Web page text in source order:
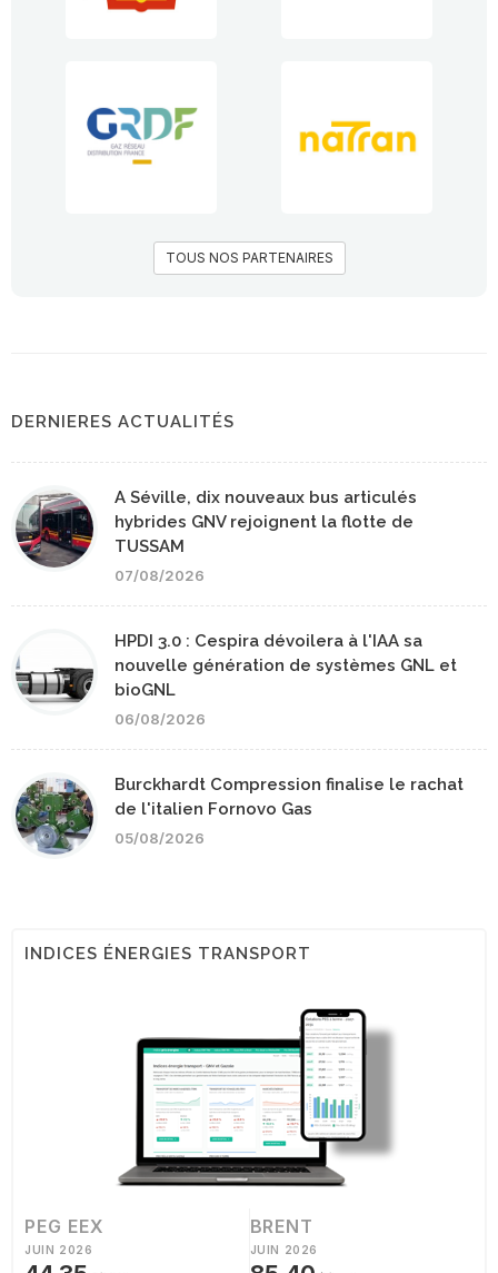
TOUS NOS PARTENAIRES
DERNIERES ACTUALITÉS
A Séville, dix nouveaux bus articulés
hybrides GNV rejoignent la flotte de
TUSSAM
07/08/2026
HPDI 3.0 : Cespira dévoilera à l'IAA sa
nouvelle génération de systèmes GNL et
bioGNL
06/08/2026
Burckhardt Compression finalise le rachat
de l'italien Fornovo Gas
05/08/2026
INDICES ÉNERGIES TRANSPORT
PEG EEX
JUIN 2026
BRENT
JUIN 2026